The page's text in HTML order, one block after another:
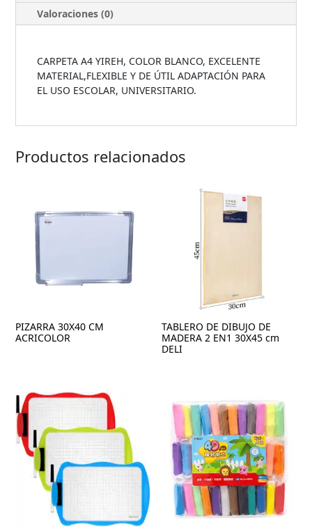
Valoraciones (0)
CARPETA A4 YIREH, COLOR BLANCO, EXCELENTE
MATERIAL,FLEXIBLE Y DE ÚTIL ADAPTACIÓN PARA
EL USO ESCOLAR, UNIVERSITARIO.
Productos relacionados
PIZARRA 30X40 CM
ACRICOLOR
TABLERO DE DIBUJO DE
MADERA 2 EN1 30X45 cm
DELI